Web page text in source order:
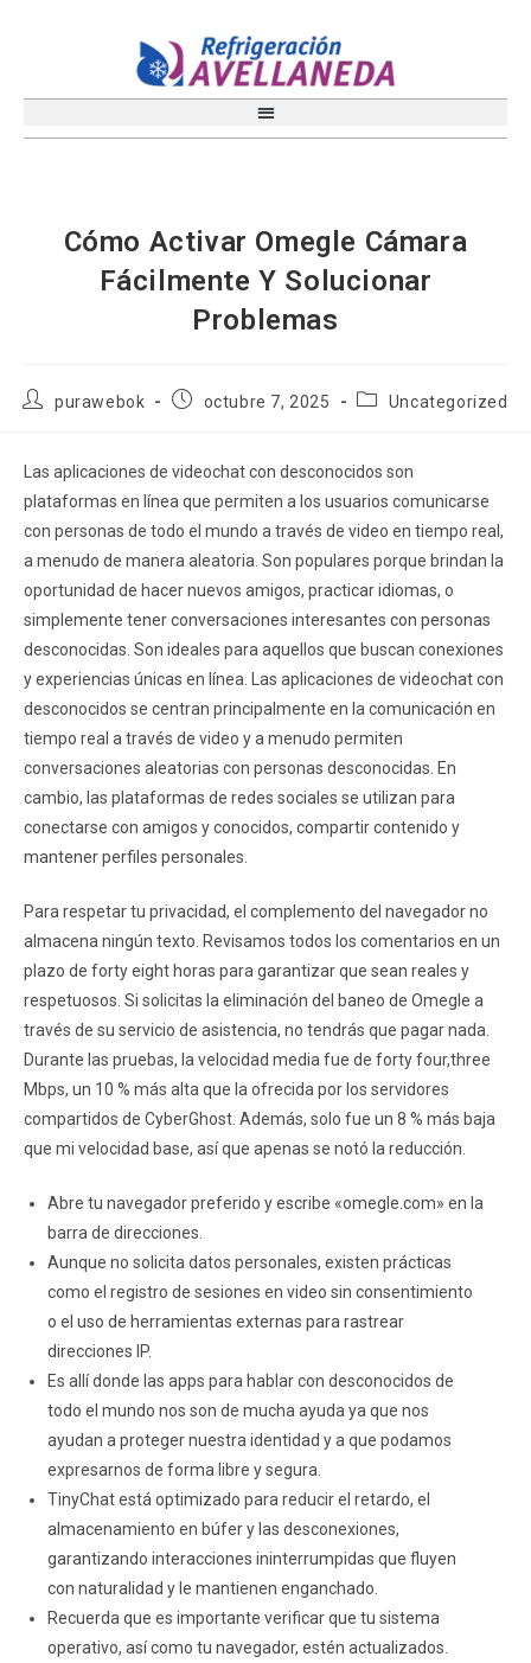
Cómo Activar Omegle Cámara
Fácilmente Y Solucionar
Problemas
purawebok octubre 7, 2025 Uncategorized
Las aplicaciones de videochat con desconocidos son
plataformas en línea que permiten a los usuarios comunicarse
con personas de todo el mundo a través de video en tiempo real,
a menudo de manera aleatoria. Son populares porque brindan la
oportunidad de hacer nuevos amigos, practicar idiomas, o
simplemente tener conversaciones interesantes con personas
desconocidas. Son ideales para aquellos que buscan conexiones
y experiencias únicas en línea. Las aplicaciones de videochat con
desconocidos se centran principalmente en la comunicación en
tiempo real a través de video y a menudo permiten
conversaciones aleatorias con personas desconocidas. En
cambio, las plataformas de redes sociales se utilizan para
conectarse con amigos y conocidos, compartir contenido y
mantener perfiles personales.
Para respetar tu privacidad, el complemento del navegador no
almacena ningún texto. Revisamos todos los comentarios en un
plazo de forty eight horas para garantizar que sean reales y
respetuosos. Si solicitas la eliminación del baneo de Omegle a
través de su servicio de asistencia, no tendrás que pagar nada.
Durante las pruebas, la velocidad media fue de forty four,three
Mbps, un 10 % más alta que la ofrecida por los servidores
compartidos de CyberGhost. Además, solo fue un 8 % más baja
que mi velocidad base, así que apenas se notó la reducción.
Abre tu navegador preferido y escribe «omegle.com» en la
barra de direcciones.
Aunque no solicita datos personales, existen prácticas
como el registro de sesiones en video sin consentimiento
o el uso de herramientas externas para rastrear
direcciones IP.
Es allí donde las apps para hablar con desconocidos de
todo el mundo nos son de mucha ayuda ya que nos
ayudan a proteger nuestra identidad y a que podamos
expresarnos de forma libre y segura.
TinyChat está optimizado para reducir el retardo, el
almacenamiento en búfer y las desconexiones,
garantizando interacciones ininterrumpidas que fluyen
con naturalidad y le mantienen enganchado.
Recuerda que es importante verificar que tu sistema
operativo, así como tu navegador, estén actualizados.